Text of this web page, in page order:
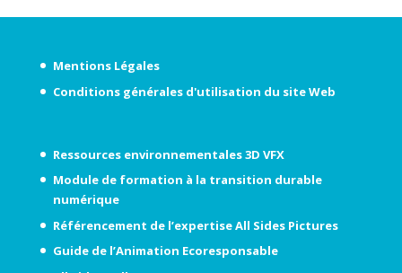
Mentions Légales
Conditions générales d'utilisation du site Web
Ressources environnementales 3D VFX
Module de formation à la transition durable
numérique
Référencement de l’expertise All Sides Pictures
Guide de l’Animation Ecoresponsable